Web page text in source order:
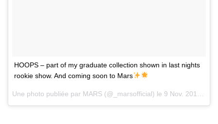
HOOPS – part of my graduate collection shown in last nights
rookie show. And coming soon to Mars
Une photo publiée par MARS (@_marsofficial) le 9 Nov. 2016 à 22h53 PST